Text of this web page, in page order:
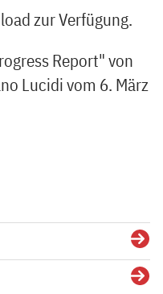
zur Verfügung.
Report" von
Lucidi vom 6. März